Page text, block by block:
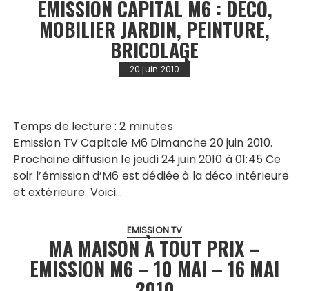
EMISSION CAPITAL M6 : DÉCO,
MOBILIER JARDIN, PEINTURE,
BRICOLAGE
20 juin 2010
Temps de lecture :2 minutes
Emission TV Capitale M6 Dimanche 20 juin 2010.
Prochaine diffusion le jeudi 24 juin 2010 à 01:45 Ce
soir l’émission d’M6 est dédiée à la déco intérieure
et extérieure. Voici…
EMISSION TV
MA MAISON À TOUT PRIX –
EMISSION M6 – 10 MAI – 16 MAI